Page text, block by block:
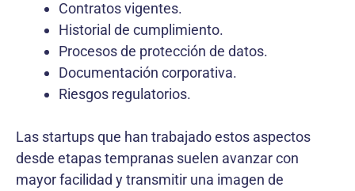
Contratos vigentes.
Historial de cumplimiento.
Procesos de protección de datos.
Documentación corporativa.
Riesgos regulatorios.
Las startups que han trabajado estos aspectos
desde etapas tempranas suelen avanzar con
mayor facilidad y transmitir una imagen de